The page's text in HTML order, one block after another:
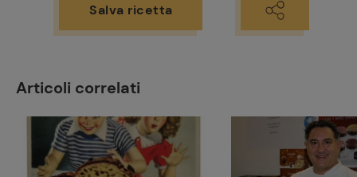
Salva ricetta
Articoli correlati